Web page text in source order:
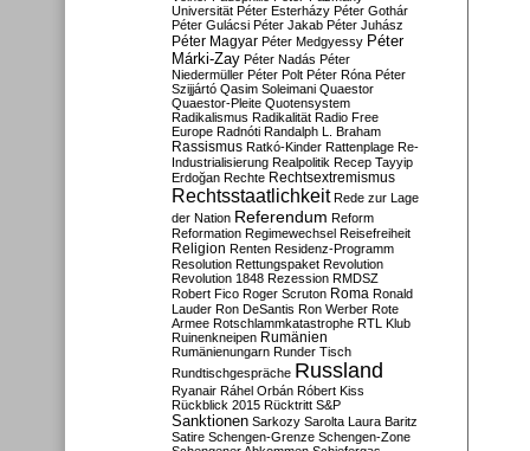
Universität Péter Esterházy Péter Gothár
Péter Gulácsi Péter Jakab Péter Juhász
Péter Magyar Péter Medgyessy Péter
Márki-Zay Péter Nadás Péter
Niedermüller Péter Polt Péter Róna Péter
Szijjártó Qasim Soleimani Quaestor
Quaestor-Pleite Quotensystem
Radikalismus Radikalität Radio Free
Europe Radnóti Randalph L. Braham
Rassismus Ratkó-Kinder Rattenplage Re-
Industrialisierung Realpolitik Recep Tayyip
Erdoğan Rechte Rechtsextremismus
Rechtsstaatlichkeit Rede zur Lage
der Nation Referendum Reform
Reformation Regimewechsel Reisefreiheit
Religion Renten Residenz-Programm
Resolution Rettungspaket Revolution
Revolution 1848 Rezession RMDSZ
Robert Fico Roger Scruton Roma Ronald
Lauder Ron DeSantis Ron Werber Rote
Armee Rotschlammkatastrophe RTL Klub
Ruinenkneipen Rumänien
Rumänienungarn Runder Tisch
Rundtischgespräche Russland
Ryanair Ráhel Orbán Róbert Kiss
Rückblick 2015 Rücktritt S&P
Sanktionen Sarkozy Sarolta Laura Baritz
Satire Schengen-Grenze Schengen-Zone